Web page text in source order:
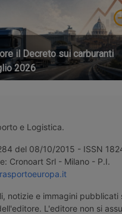
il Decreto sui carburanti
2026
e Logistica.
del 08/10/2015 - ISSN
Cronoart Srl - Milano - P.I.
notizie e immagini pubblicati
L'editore non si